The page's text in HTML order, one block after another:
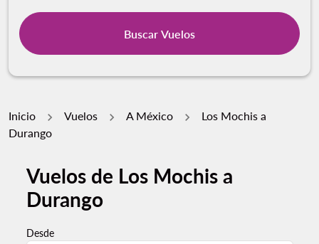
Buscar Vuelos
Inicio Vuelos A México
Los Mochis a
Durango
Vuelos de Los Mochis a
Durango
Desde